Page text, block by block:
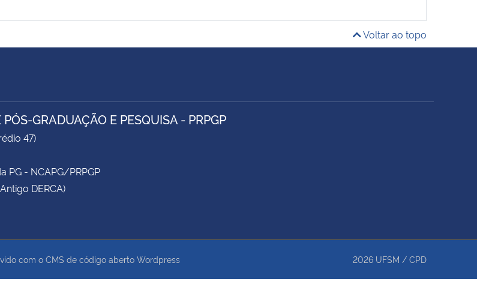
Voltar ao topo
GRADUAÇÃO E PESQUISA - PRPGP
47)
PG - NCAPG/PRPGP
DERCA)
com o CMS de código aberto Wordpress 2026 UFSM / CPD